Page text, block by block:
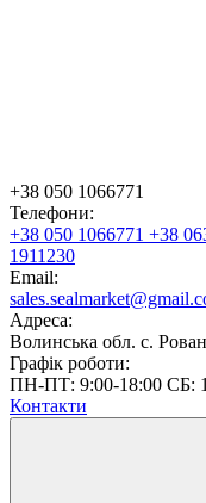
+38 050 1066771
Телефони:
+38 050 1066771 +38
1911230
Email:
Адреса:
Волинська обл. с.
Графік роботи:
ПН-ПТ: 9:00-18:00 СБ:
Контакти